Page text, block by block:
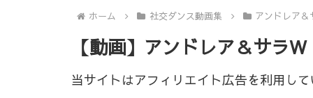
ホーム 社交ダンス動画集 アンドレア＆
【動画】アンドレア＆サラ
当サイトはアフィリエイト広告を利用し